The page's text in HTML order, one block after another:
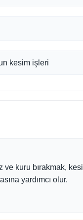
kesim işleri
ve kuru bırakmak,
yardımcı olur.